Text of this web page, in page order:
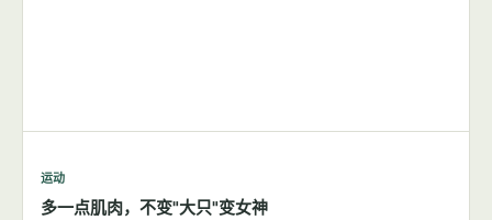
运动
多一点肌肉，不变"大只"变女神